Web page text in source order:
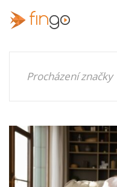
Procházení značky